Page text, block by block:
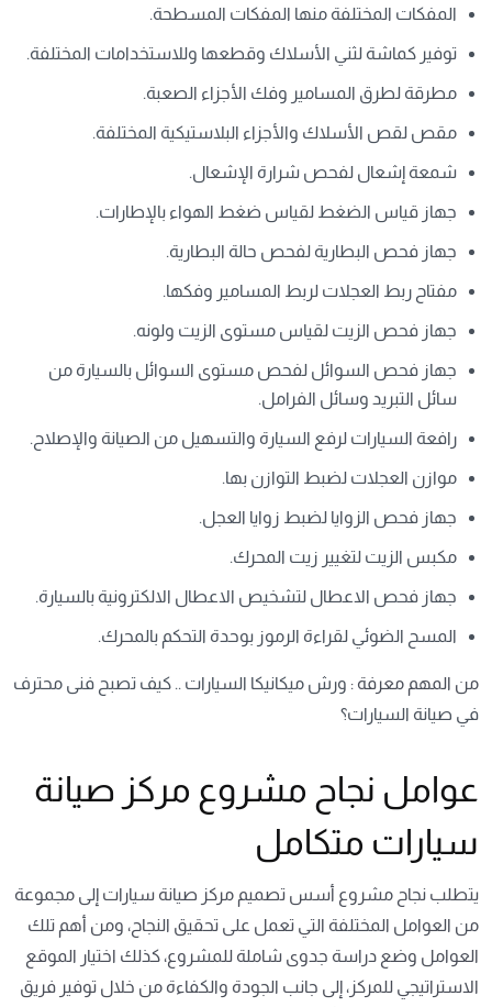
المفكات المختلفة منها المفكات المسطحة.
توفير كماشة لثني الأسلاك وقطعها وللاستخدامات المختلفة.
مطرقة لطرق المسامير وفك الأجزاء الصعبة.
مقص لقص الأسلاك والأجزاء البلاستيكية المختلفة.
شمعة إشعال لفحص شرارة الإشعال.
جهاز قياس الضغط لقياس ضغط الهواء بالإطارات.
جهاز فحص البطارية لفحص حالة البطارية.
مفتاح ربط العجلات لربط المسامير وفكها.
جهاز فحص الزيت لقياس مستوى الزيت ولونه.
جهاز فحص السوائل لفحص مستوى السوائل بالسيارة من
سائل التبريد وسائل الفرامل.
رافعة السيارات لرفع السيارة والتسهيل من الصيانة والإصلاح.
موازن العجلات لضبط التوازن بها.
جهاز فحص الزوايا لضبط زوايا العجل.
مكبس الزيت لتغيير زيت المحرك.
جهاز فحص الاعطال لتشخيص الاعطال الالكترونية بالسيارة.
المسح الضوئي لقراءة الرموز بوحدة التحكم بالمحرك.
من المهم معرفة : ورش ميكانيكا السيارات .. كيف تصبح فنى محترف
في صيانة السيارات؟
عوامل نجاح مشروع مركز صيانة
سيارات متكامل
يتطلب نجاح مشروع أسس تصميم مركز صيانة سيارات إلى مجموعة
من العوامل المختلفة التي تعمل على تحقيق النجاح، ومن أهم تلك
العوامل وضع دراسة جدوى شاملة للمشروع، كذلك اختيار الموقع
الاستراتيجي للمركز، إلى جانب الجودة والكفاءة من خلال توفير فريق